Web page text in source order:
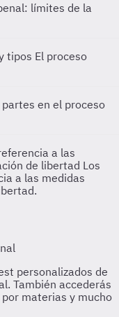
límites de la
tipos El proceso
partes en el proceso
a las
de libertad Los
a las medidas